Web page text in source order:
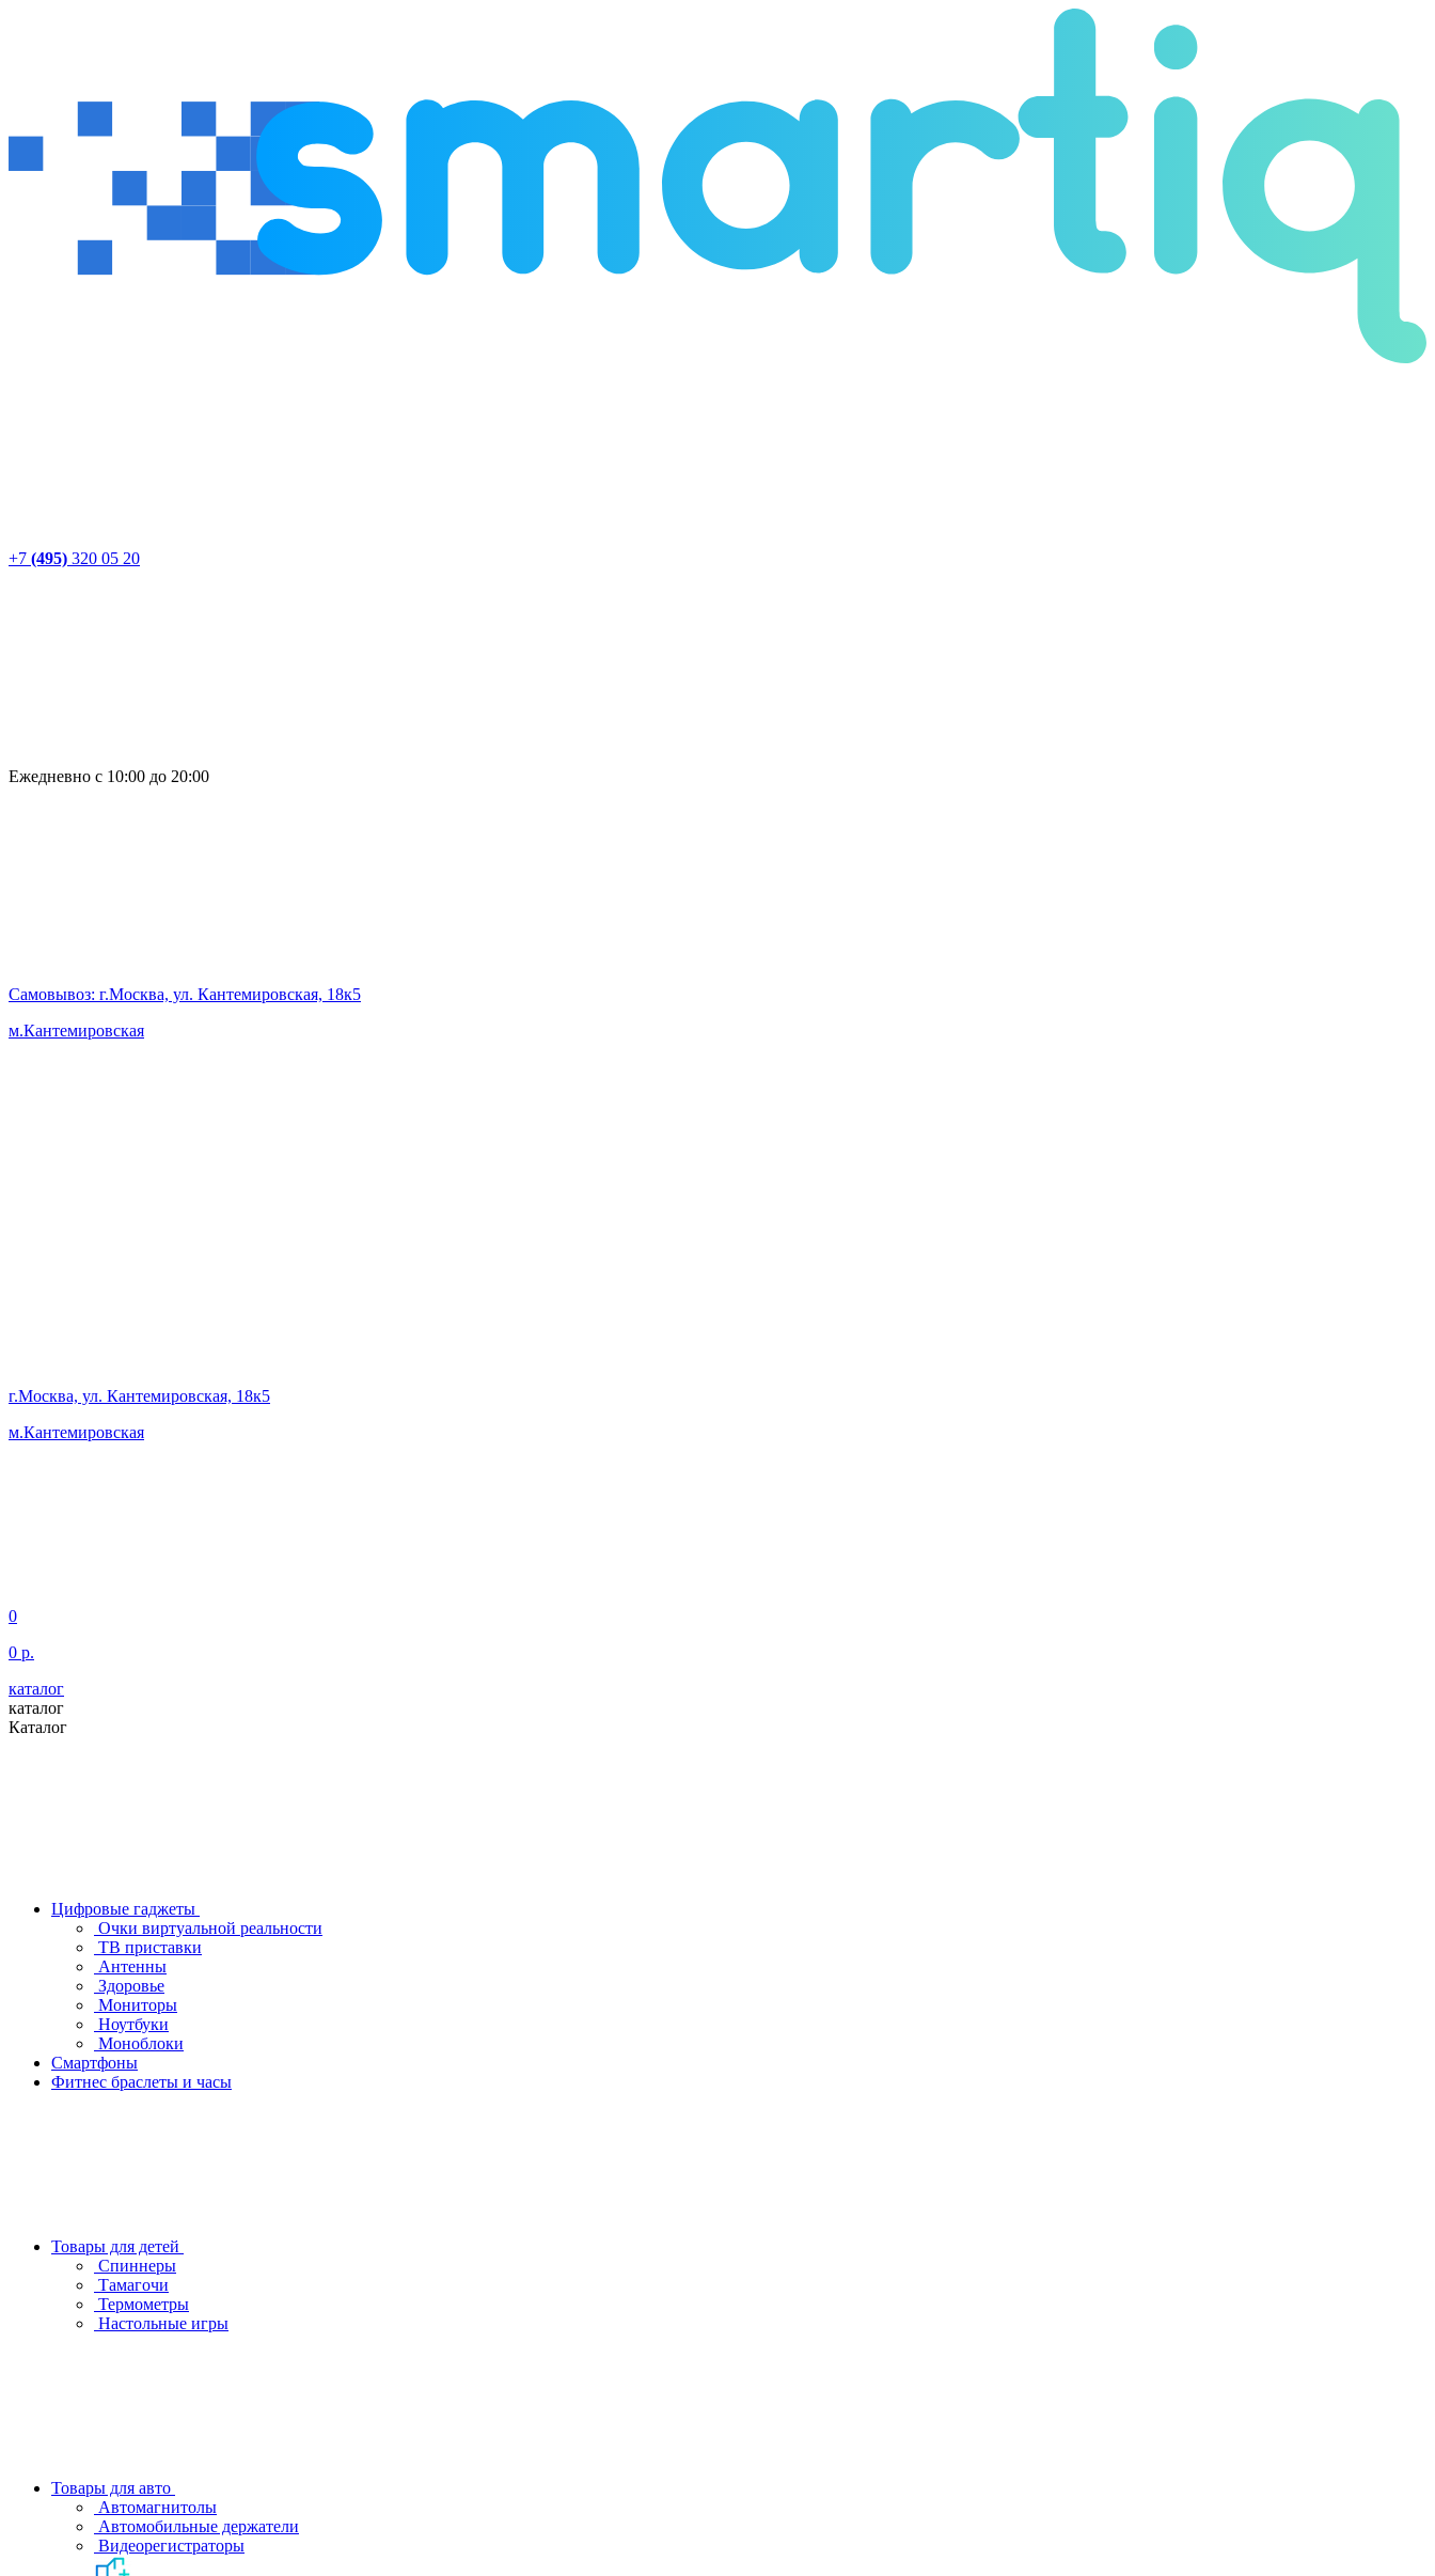
+7 (495) 320 05 20
Ежедневно с 10:00 до 20:00
Самовывоз: г.Москва, ул. Кантемировская, 18к5
м.Кантемировская
г.Москва, ул. Кантемировская, 18к5
м.Кантемировская
0
0 р.
каталог
каталог
Каталог
Цифровые гаджеты
Очки виртуальной реальности
ТВ приставки
Антенны
Здоровье
Мониторы
Ноутбуки
Моноблоки
Смартфоны
Фитнес браслеты и часы
Товары для детей
Спиннеры
Тамагочи
Термометры
Настольные игры
Товары для авто
Автомагнитолы
Автомобильные держатели
Видеорегистраторы